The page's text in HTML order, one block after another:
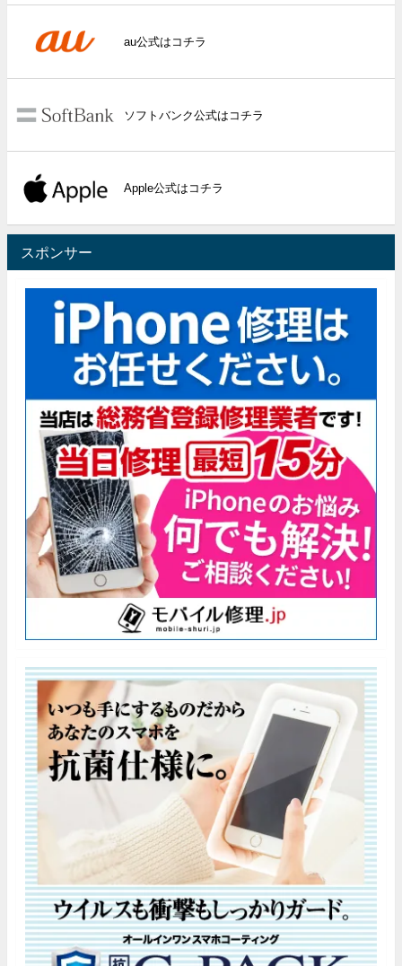
au公式はコチラ
ソフトバンク公式はコチラ
Apple公式はコチラ
スポンサー